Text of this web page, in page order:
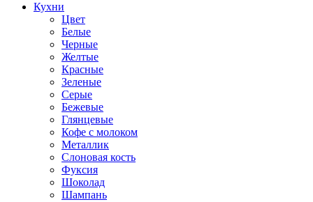
Кухни
Цвет
Белые
Черные
Желтые
Красные
Зеленые
Серые
Бежевые
Глянцевые
Кофе с молоком
Металлик
Слоновая кость
Фуксия
Шоколад
Шампань